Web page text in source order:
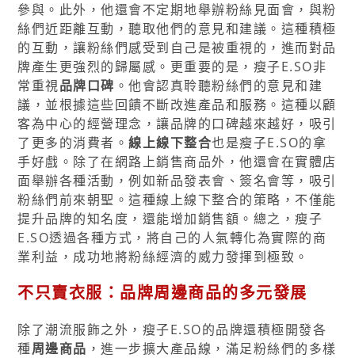
參與。此外，他還會不定期地舉辦粉絲見面會，與粉
絲們近距離互動，聽取他們的意見和建議。這種積極
的互動，讓粉絲們感受到自己是被重視的，進而對品
牌產生更強烈的歸屬感。更重要的是，瘦子E.SO非
常重視品牌口碑 。他會認真聆聽粉絲們的意見和建
議，並根據這些回饋不斷改進產品和服務。這種以顧
客為中心的經營理念，讓品牌的口碑越來越好，吸引
了更多的消費者。線上線下整合也是瘦子E.SO的拿
手好戲。除了在網路上銷售商品外，他還會在實體店
面舉辦各種活動，例如新品發表會、簽名會等，吸引
粉絲們前來朝聖。這種線上線下整合的策略，不僅能
提升品牌的知名度，還能增加銷售額。總之，瘦子
E.SO透過各種方式，將自己的人氣轉化為實際的商
業利益，成功地將粉絲經濟的威力發揮到極致。
不只賣衣服：品牌周邊商品的多元發展
除了潮流服飾之外，瘦子E.SO的品牌還積極開發各
種周邊商品 ，進一步擴大產品線，滿足粉絲們的多樣